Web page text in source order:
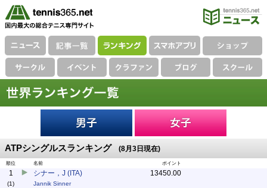
ATPシングルスランキング (8月3日現在)
順位 名前 ポイント
1
(1)
シナー，J (ITA)
Jannik Sinner
13450.00